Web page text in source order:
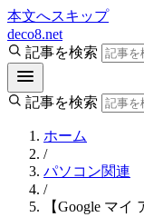
本文へスキップ
deco8.net
記事を検索
記事を検索
ホーム
/
パソコン関連
/
【Google マ